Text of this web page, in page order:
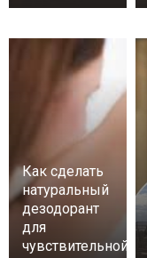
Как сделать
натуральный
дезодорант
для
чувствительной